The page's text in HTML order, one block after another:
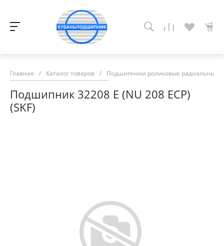
Главная / Каталог товаров / Подшипники роликовые радиальные
Подшипник 32208 E (NU 208 ECP)
(SKF)